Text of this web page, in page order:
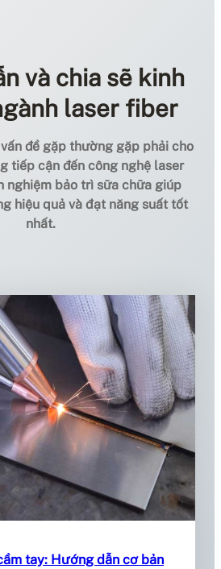
và chia sẽ kinh
laser fiber
đề gặp thường gặp phải cho
tiếp cận đến công nghệ laser
nghiệm bảo trì sữa chữa giúp
hiệu quả và đạt năng suất tốt
nhất.
tay: Hướng dẫn cơ bản